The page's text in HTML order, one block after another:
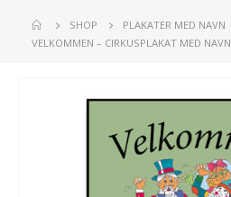
SHOP
PLAKATER MED NAVN
VELKOMMEN – CIRKUSPLAKAT MED NAVN